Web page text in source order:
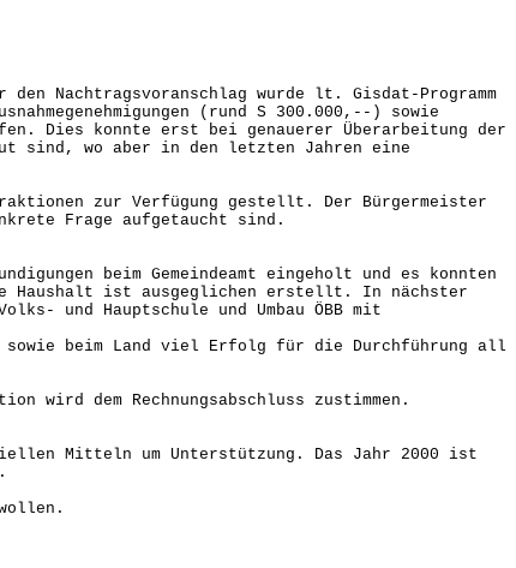
Nachtragsvoranschlag wurde lt. Gisdat-Programm
(rund S 300.000,--) sowie
Dies konnte erst bei genauerer Überarbeitung der
sind, wo aber in den letzten Jahren eine
zur Verfügung gestellt. Der Bürgermeister
Frage aufgetaucht sind.
beim Gemeindeamt eingeholt und es konnten
Haushalt ist ausgeglichen erstellt. In nächster
und Hauptschule und Umbau ÖBB mit
sowie beim Land viel Erfolg für die Durchführung all
dem Rechnungsabschluss zustimmen.
Mitteln um Unterstützung. Das Jahr 2000 ist